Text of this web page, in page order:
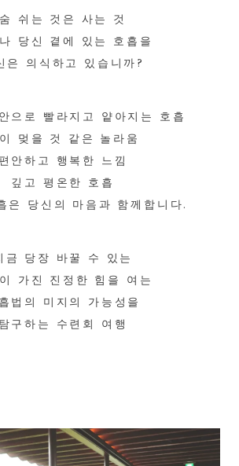
숨 쉬는 것은 사는 것
당신 곁에 있는 호흡을
은 의식하고 있습니까?
으로 빨라지고 얕아지는 호흡
멎을 것 같은 놀라움
편안하고 행복한 느낌
깊고 평온한 호흡
은 당신의 마음과 함께합니다.
금 당장 바꿀 수 있는
가진 진정한 힘을 여는
법의 미지의 가능성을
탐구하는 수련회 여행